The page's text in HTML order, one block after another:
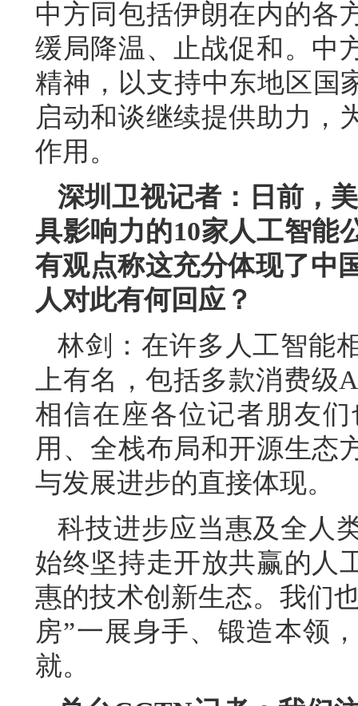
中方同包括伊朗在内的各
缓局降温、止战促和。中
精神，以支持中东地区国
启动和谈继续提供助力，
作用。
深圳卫视记者：日前，
具影响力的10家人工智能
有观点称这充分体现了中
人对此有何回应？
林剑：在许多人工智能
上有名，包括多款消费
相信在座各位记者朋友
用、全栈布局和开源生态
与发展进步的直接体现。
科技进步应当惠及全人
始终坚持走开放共赢的人
惠的技术创新生态。我们
房”一展身手、锻造本领
就。